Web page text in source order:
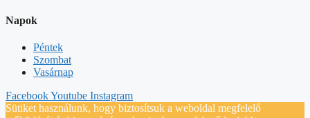
Napok
Péntek
Szombat
Vasárnap
FacebookYoutube Instagram
Sütiket használunk, hogy biztosítsuk a weboldal megfelelő